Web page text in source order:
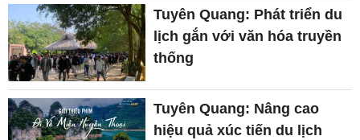
Tuyên Quang: Phát triển du
lịch gắn với văn hóa truyền
thống
Tuyên Quang: Nâng cao
hiệu quả xúc tiến du lịch